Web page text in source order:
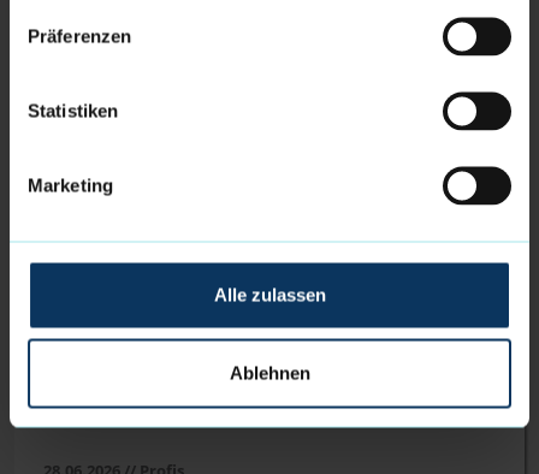
Präferenzen
Statistiken
Marketing
Alle zulassen
Ablehnen
unterschreibt Vertrag
24.07.2026 // Profis
Eisbären Bremerhaven verkünden weitere
Vertragsverlängerung